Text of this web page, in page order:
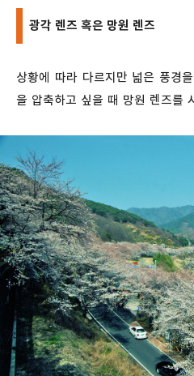
광각 렌즈 혹은 망원 렌즈
상황에 따라 다르지만 넓은 풍경
을 압축하고 싶을 때 망원 렌즈를